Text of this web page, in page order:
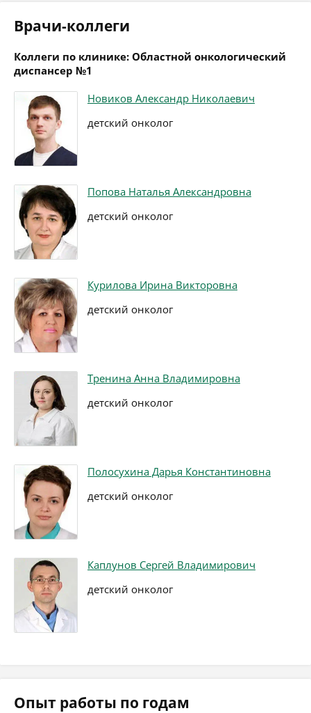
Врачи-коллеги
Коллеги по клинике: Областной онкологический
диспансер №1
Новиков Александр Николаевич
детский онколог
Попова Наталья Александровна
детский онколог
Курилова Ирина Викторовна
детский онколог
Тренина Анна Владимировна
детский онколог
Полосухина Дарья Константиновна
детский онколог
Каплунов Сергей Владимирович
детский онколог
Опыт работы по годам